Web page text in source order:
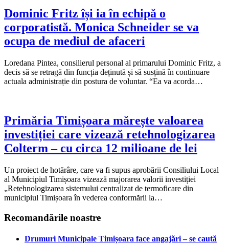
Dominic Fritz își ia în echipă o
corporatistă. Monica Schneider se va
ocupa de mediul de afaceri
Loredana Pintea, consilierul personal al primarului Dominic Fritz, a
decis să se retragă din funcția deținută și să susțină în continuare
actuala administrație din postura de voluntar. “Ea va acorda…
Primăria Timișoara mărește valoarea
investiției care vizează retehnologizarea
Colterm – cu circa 12 milioane de lei
Un proiect de hotărâre, care va fi supus aprobării Consiliului Local
al Municipiul Timișoara vizează majorarea valorii investiției
„Retehnologizarea sistemului centralizat de termoficare din
municipiul Timișoara în vederea conformării la…
Recomandările noastre
Drumuri Municipale Timișoara face angajări – se caută